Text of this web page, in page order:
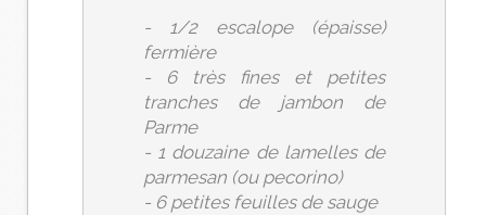
- 1/2 escalope (épaisse)
fermière
- 6 très fines et petites
tranches de jambon de
Parme
- 1 douzaine de lamelles de
parmesan (ou pecorino)
- 6 petites feuilles de sauge